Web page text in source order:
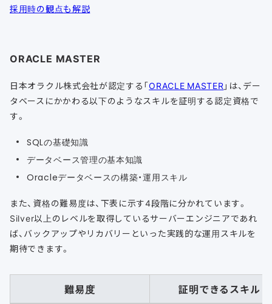
採用時の観点も解説
ORACLE MASTER
日本オラクル株式会社が認定する「ORACLE MASTER 」は、デー
タベースにかかわる以下のようなスキルを証明する認定資格で
す。
SQLの基礎知識
データベース管理の基本知識
Oracleデータベースの構築・運用スキル
また、資格の難易度は、下表に示す4段階に分かれています。
Silver以上のレベルを取得しているサーバーエンジニアであれ
ば、バックアップやリカバリーといった実践的な運用スキルを
期待できます。
難易度 証明できるスキル